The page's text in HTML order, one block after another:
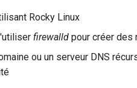
Rocky Linux
firewalld pour créer des
ou un serveur DNS